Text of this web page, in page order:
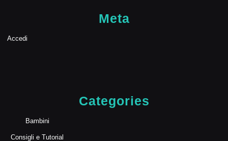
Meta
Accedi
Categories
Bambini
Consigli e Tutorial